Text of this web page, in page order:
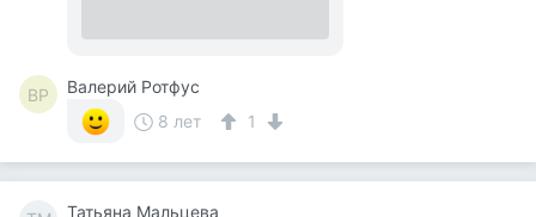
ВР
Валерий Ротфус
8 лет
1
Татьяна Мальцева